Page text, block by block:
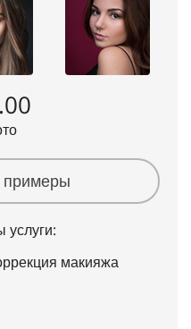
примеры
макияжа